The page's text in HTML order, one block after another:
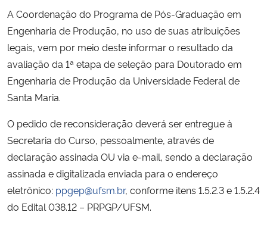
Ministério da Ciência, Tecnologia, Inovações e Comunicações
Ministério do Meio Ambiente
Ministério do Turismo
Controladoria-Geral da União
Ministério da Mulher, da Família e dos Direitos Humanos
Secretaria-Geral
A Coordenação do Programa de Pós-Graduação em
Engenharia de Produção, no uso de suas atribuições
legais, vem por meio deste informar o resultado da
avaliação da 1ª etapa de seleção para Doutorado em
Engenharia de Produção da Universidade Federal de
Santa Maria.
O pedido de reconsideração deverá ser entregue à
Secretaria do Curso, pessoalmente, através de
declaração assinada OU via e-mail, sendo a declaração
assinada e digitalizada enviada para o endereço
eletrônico: ppgep@ufsm.br, conforme itens 1.5.2.3 e 1.5.2.4
do Edital 038.12 – PRPGP/UFSM.